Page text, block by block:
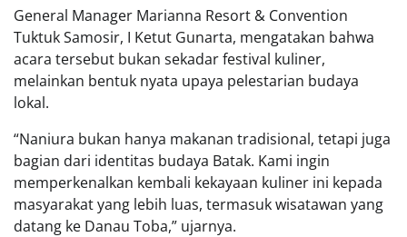
General Manager Marianna Resort & Convention
Tuktuk Samosir, I Ketut Gunarta, mengatakan bahwa
acara tersebut bukan sekadar festival kuliner,
melainkan bentuk nyata upaya pelestarian budaya
lokal.
“Naniura bukan hanya makanan tradisional, tetapi juga
bagian dari identitas budaya Batak. Kami ingin
memperkenalkan kembali kekayaan kuliner ini kepada
masyarakat yang lebih luas, termasuk wisatawan yang
datang ke Danau Toba,” ujarnya.